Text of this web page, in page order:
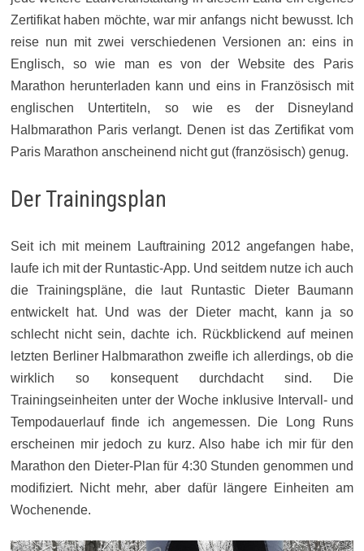
Zertifikat haben möchte, war mir anfangs nicht bewusst. Ich
reise nun mit zwei verschiedenen Versionen an: eins in
Englisch, so wie man es von der Website des Paris
Marathon herunterladen kann und eins in Französisch mit
englischen Untertiteln, so wie es der Disneyland
Halbmarathon Paris verlangt. Denen ist das Zertifikat vom
Paris Marathon anscheinend nicht gut (französisch) genug.
Der Trainingsplan
Seit ich mit meinem Lauftraining 2012 angefangen habe,
laufe ich mit der Runtastic-App. Und seitdem nutze ich auch
die Trainingspläne, die laut Runtastic Dieter Baumann
entwickelt hat. Und was der Dieter macht, kann ja so
schlecht nicht sein, dachte ich. Rückblickend auf meinen
letzten Berliner Halbmarathon zweifle ich allerdings, ob die
wirklich so konsequent durchdacht sind. Die
Trainingseinheiten unter der Woche inklusive Intervall- und
Tempodauerlauf finde ich angemessen. Die Long Runs
erscheinen mir jedoch zu kurz. Also habe ich mir für den
Marathon den Dieter-Plan für 4:30 Stunden genommen und
modifiziert. Nicht mehr, aber dafür längere Einheiten am
Wochenende.